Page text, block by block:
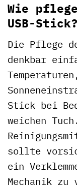
Wie
USB-Stick?
Die Pflege
denkbar
Stick bei
weichen
sollte
ein
Mechanik zu